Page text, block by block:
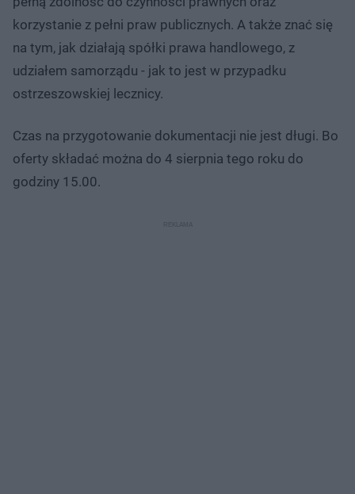
korzystanie z pełni praw publicznych. A także znać się
na tym, jak działają spółki prawa handlowego, z
udziałem samorządu - jak to jest w przypadku
ostrzeszowskiej lecznicy.
Czas na przygotowanie dokumentacji nie jest długi. Bo
oferty składać można do 4 sierpnia tego roku do
godziny 15.00.